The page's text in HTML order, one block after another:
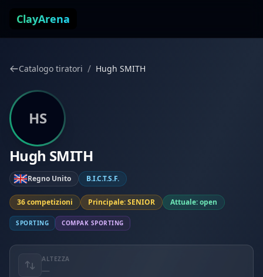
ClayArena
Catalogo tiratori / Hugh SMITH
HS
Hugh SMITH
Regno Unito B.I.C.T.S.F.
36 competizioni Principale: SENIOR Attuale: open
SPORTING COMPAK SPORTING
ALTEZZA
—